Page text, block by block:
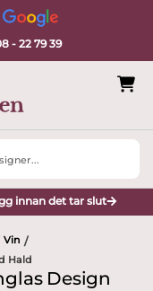
- 22 79 39
innan det tar slut
Vin /
Hald
Design